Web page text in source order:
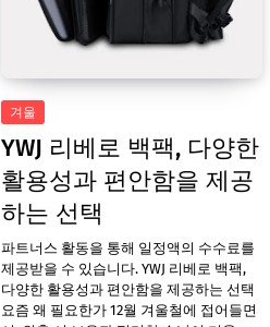
겨울
YWJ 리베로 백팩, 다양한
활용성과 편안함을 제공
하는 선택
파트너스 활동을 통해 일정액의 수수료를
제공받을 수 있습니다. YWJ 리베로 백팩,
다양한 활용성과 편안함을 제공하는 선택
요즘 왜 필요한가 12월 겨울철에 접어들면